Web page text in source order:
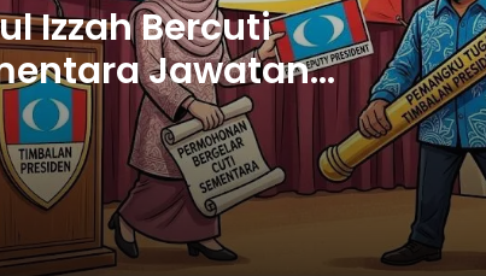
Izzah Bercuti
Jawatan
Presiden PKR,
Pemangku